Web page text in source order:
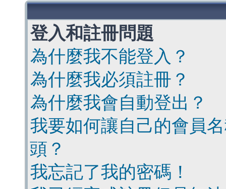
登入和註冊問題
為什麼我不能登入？
為什麼我必須註冊？
為什麼我會自動登出？
我要如何讓自己的會員
頭？
我忘記了我的密碼！